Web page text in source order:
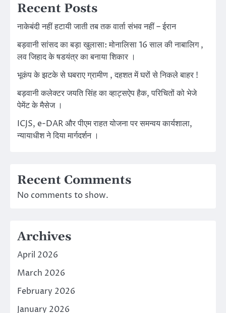
Recent Posts
नाकेबंदी नहीं हटायी जाती तब तक वार्ता संभव नहीं – ईरान
बड़वानी सांसद का बड़ा खुलासा: मोनालिसा 16 साल की नाबालिग ,
लव जिहाद के षडयंत्र का बनाया शिकार ।
भूकंप के झटके से घबराए ग्रामीण , दहशत में घरों से निकले बाहर !
बड़वानी कलेक्टर जयति सिंह का व्हाट्सऐप हैक, परिचितों को भेजे
पेमेंट के मैसेज ।
ICJS, e-DAR और पीएम राहत योजना पर समन्वय कार्यशाला,
न्यायाधीश ने दिया मार्गदर्शन ।
Recent Comments
No comments to show.
Archives
April 2026
March 2026
February 2026
January 2026